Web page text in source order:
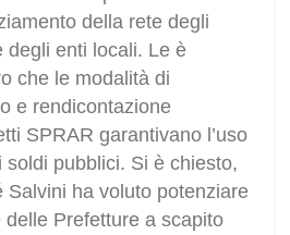
della rete degli
degli enti locali. Le è
che le modalità di
e rendicontazione
SPRAR garantivano l’uso
soldi pubblici. Si è chiesto,
Salvini ha voluto potenziare
Prefetture a scapito